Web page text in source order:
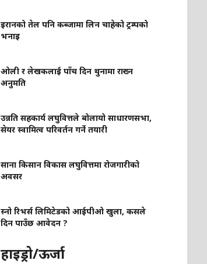
इरानको तेल पनि कब्जामा लिन चाहेको ट्रम्पको
भनाइ
ओली र लेखकलाई पाँच दिन थुनामा राख्न
अनुमति
उन्नति सहकार्य लघुवित्तले बोलायो साधारणसभा,
सेयर स्वामित्व परिवर्तन गर्ने तयारी
साना किसान विकास लघुवित्तमा रोजगारीको
अवसर
स्नो रिभर्स लिमिटेडको आईपीओ खुला, कसले
दिन पाउँछ आवेदन ?
हाइड्रो/ऊर्जा